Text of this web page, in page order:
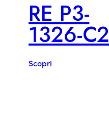
RE P3-
1326-C2
Scopri